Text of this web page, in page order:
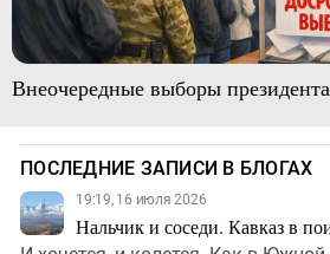
Внеочередные выборы
ПОСЛЕДНИЕ ЗАПИСИ В БЛОГАХ
19:19, 16 июля 2026
Нальчик и соседи. Кавказ в